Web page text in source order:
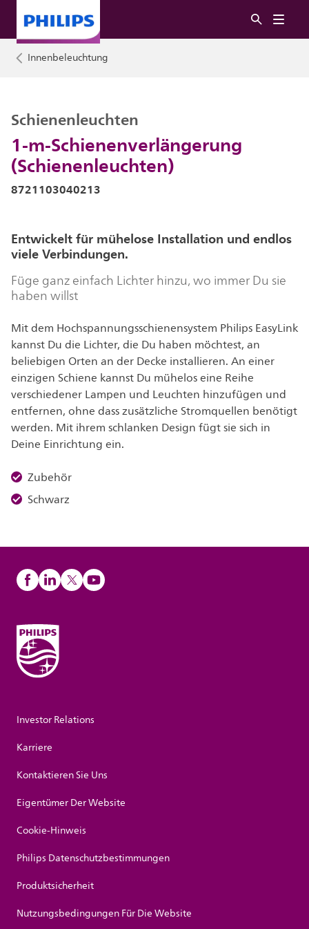
Innenbeleuchtung
1-m-Schienenverlängerung
(Schienenleuchten)
Schienenleuchten
8721103040213
Entwickelt für mühelose Installation und endlos
viele Verbindungen.
Füge ganz einfach Lichter hinzu, wo immer Du sie
haben willst
Mit dem Hochspannungsschienensystem Philips EasyLink
kannst Du die Lichter, die Du haben möchtest, an
beliebigen Orten an der Decke installieren. An einer
einzigen Schiene kannst Du mühelos eine Reihe
verschiedener Lampen und Leuchten hinzufügen und
entfernen, ohne dass zusätzliche Stromquellen benötigt
werden. Mit ihrem schlanken Design fügt sie sich in
Deine Einrichtung ein.
Zubehör
Schwarz
Investor Relations
Karriere
Kontaktieren Sie Uns
Eigentümer Der Website
Cookie-Hinweis
Philips Datenschutzbestimmungen
Produktsicherheit
Nutzungsbedingungen Für Die Website